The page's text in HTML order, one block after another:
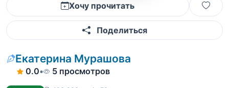
Хочу прочитать
Поделиться
Екатерина Мурашова
0.0• 5 просмотров